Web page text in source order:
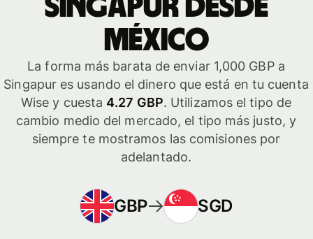
Singapur desde
México
La forma más barata de enviar 1,000 GBP a
Singapur es usando el dinero que está en tu cuenta
Wise y cuesta 4.27 GBP. Utilizamos el tipo de
cambio medio del mercado, el tipo más justo, y
siempre te mostramos las comisiones por
adelantado.
GBP SGD